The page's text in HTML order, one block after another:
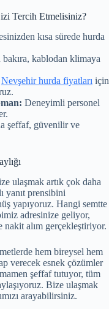
Tercih Etmelisiniz?
kısa sürede hurda
kablodan klimaya
Nevşehir hurda fiyatları için
Deneyimli personel
şeffaf, güvenilir ve
ulaşmak artık çok daha
yanıt prensibini
yapıyoruz. Hangi semtte
adresinize geliyor,
alım gerçekleştiriyor.
hem bireysel hem
verecek esnek çözümler
şeffaf tutuyor, tüm
Bize ulaşmak
arayabilirsiniz.